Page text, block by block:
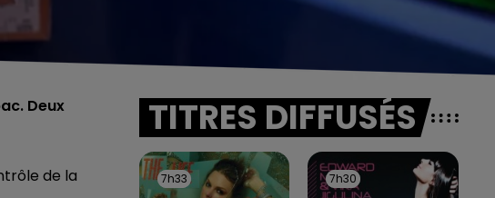
Deux
de la
TITRES DIFFUSÉS
7h33
7h33 7h30
7h30